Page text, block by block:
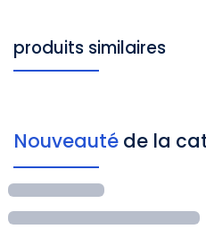
produits similaires
Nouveauté de la